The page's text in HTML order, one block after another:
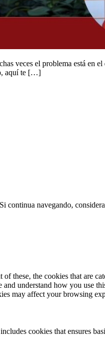
veces el problema está en
aquí te […]
continua navegando,
the cookies that are
understand how you use
may affect your browsing
cookies that ensures